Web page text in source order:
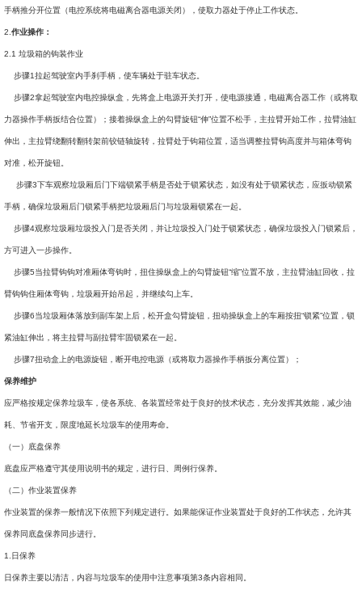
手柄推分开位置（电控系统将电磁离合器电源关闭），使取力器处于停止工作状态。
2. 作业操作：
2.1 垃圾箱的钩装作业
步骤1拉起驾驶室内手刹手柄，使车辆处于驻车状态。
步骤2拿起驾驶室内电控操纵盒，先将盒上电源开关打开，使电源接通，电磁离合器工作（或将取
力器操作手柄扳结合位置）；接着操纵盒上的勾臂旋钮“伸”位置不松手，主拉臂开始工作，拉臂油缸
伸出，主拉臂绕翻转翻转架前铰链轴旋转，拉臂处于钩箱位置，适当调整拉臂钩高度并与箱体弯钩
对准，松开旋钮。
步骤3下车观察垃圾厢后门下端锁紧手柄是否处于锁紧状态，如没有处于锁紧状态，应扳动锁紧
手柄，确保垃圾厢后门锁紧手柄把垃圾厢后门与垃圾厢锁紧在一起。
步骤4观察垃圾厢垃圾投入门是否关闭，并让垃圾投入门处于锁紧状态，确保垃圾投入门锁紧后，
方可进入一步操作。
步骤5当拉臂钩钩对准厢体弯钩时，扭住操纵盒上的勾臂旋钮“缩”位置不放，主拉臂油缸回收，拉
臂钩钩住厢体弯钩，垃圾厢开始吊起，并继续勾上车。
步骤6当垃圾厢体落放到副车架上后，松开盒勾臂旋钮，扭动操纵盒上的车厢按扭“锁紧”位置，锁
紧油缸伸出，将主拉臂与副拉臂牢固锁紧在一起。
步骤7扭动盒上的电源旋钮，断开电控电源（或将取力器操作手柄扳分离位置）；
保养维护
应严格按规定保养垃圾车，使各系统、各装置经常处于良好的技术状态，充分发挥其效能，减少油
耗、节省开支，限度地延长垃圾车的使用寿命。
（一）底盘保养
底盘应严格遵守其使用说明书的规定，进行日、周例行保养。
（二）作业装置保养
作业装置的保养一般情况下依照下列规定进行。如果能保证作业装置处于良好的工作状态，允许其
保养同底盘保养同步进行。
1.日保养
日保养主要以清洁，内容与垃圾车的使用中注意事项第3条内容相同。